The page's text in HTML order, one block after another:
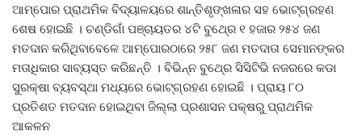
ଆମ୍ପୋର ପ୍ରାଥମିକ ବିଦ୍ୟାଳୟରେ ଶାନ୍ତିଶୃଙ୍ଖଳାର ସହ ଭୋଟ୍‍ଗ୍ରହଣ
ଶେଷ ହୋଇଛି । ଚଣ୍ଡିଗାଁ ପଞ୍ଚାୟତର ୪ଟି ବୁଥ୍‍ରେ ୧ ହଜାର ୨୫୪ ଜଣ
ମତଦାନ କରିଥିବାବେଳେ ଆମ୍ପୋରଠାରେ ୨୫୮ ଜଣ ମତଦାତା ସେମାନଙ୍କର
ମତାଧିକାର ସାବ୍ୟସ୍ତ କରିଛନ୍ତି । ବିଭିନ୍ନ ବୁଥ୍‍ରେ ସିସିଟିଭି ନଜରରେ କଡା
ସୁରକ୍ଷା ବ୍ୟବସ୍ଥା ମଧ୍ୟରେ ଭୋଟ୍‍ଗ୍ରହଣ ହୋଇଛି । ପ୍ରାୟ ୮୦
ପ୍ରତିଶତ ମତଦାନ ହୋଇଥିବା ଜିଲ୍ଲା ପ୍ରଶାସନ ପକ୍ଷରୁ ପ୍ରାଥମିକ
ଆକଳନ